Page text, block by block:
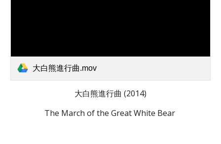
大白熊進行曲.mov
大白熊進行曲 (2014)
The March of the Great White Bear